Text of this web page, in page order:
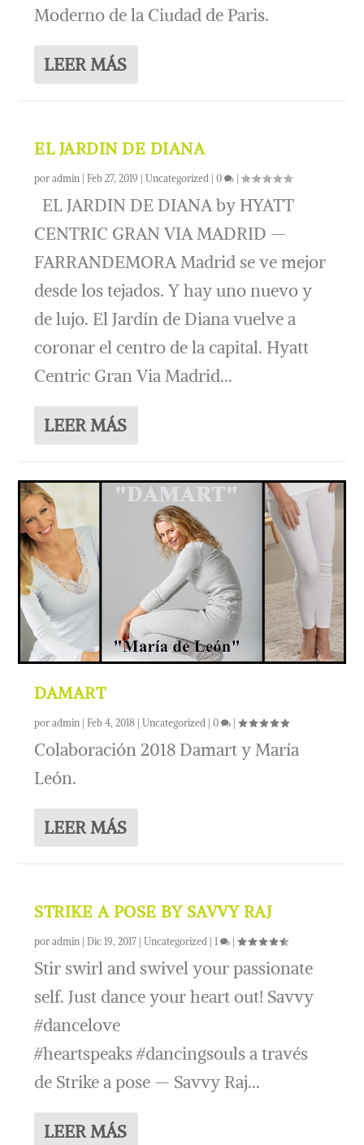
Moderno de la Ciudad de Paris.
LEER MÁS
EL JARDIN DE DIANA
poradmin |Feb 27, 2019 |Uncategorized |0 |
EL JARDIN DE DIANA by HYATT
CENTRIC GRAN VIA MADRID —
FARRANDEMORA Madrid se ve mejor
desde los tejados. Y hay uno nuevo y
de lujo. El Jardín de Diana vuelve a
coronar el centro de la capital. Hyatt
Centric Gran Via Madrid...
LEER MÁS
DAMART
poradmin |Feb 4, 2018 |Uncategorized |0 |
Colaboración 2018 Damart y María
León.
LEER MÁS
STRIKE A POSE BY SAVVY RAJ
poradmin |Dic 19, 2017 |Uncategorized |1 |
Stir swirl and swivel your passionate
self. Just dance your heart out! Savvy
#dancelove
#heartspeaks #dancingsouls a través
de Strike a pose — Savvy Raj...
LEER MÁS